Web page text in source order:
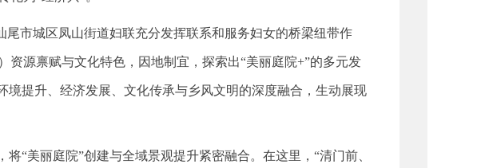
市城区凤山街道妇联充分发挥联系和服务妇女的桥梁纽带作
资源禀赋与文化特色，因地制宜，探索出“美丽庭院+”的多元发
境提升、经济发展、文化传承与乡风文明的深度融合，生动展现
“美丽庭院”创建与全域景观提升紧密融合。在这里，“清门前、